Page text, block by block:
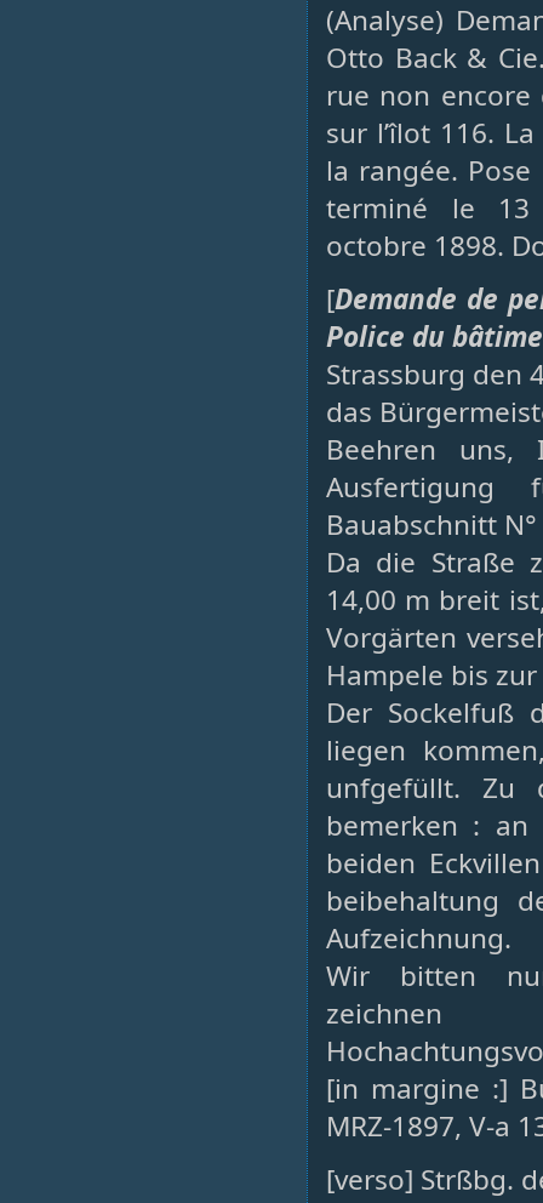
(Analyse)
Otto Back &
rue non encore
sur l’îlot 116.
la rangée.
terminé le 13
octobre 1898.
[Demande de
Police du
Strassburg den
das
Beehren uns,
Ausfertigung
Bauabschnitt
Da die Straße
14,00 m breit
Vorgärten
Hampele bis
Der Sockelfuß
liegen
unfgefüllt. Zu
bemerken : an
beiden
beibehaltung
Aufzeichnung.
Wir bitten
zeichnen
[in margine :]
MRZ-1897, V-a
[verso] Strßbg.